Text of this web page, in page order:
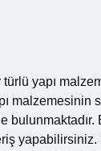
yapı
malzemesinin